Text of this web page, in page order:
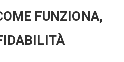
FUNZIONA,